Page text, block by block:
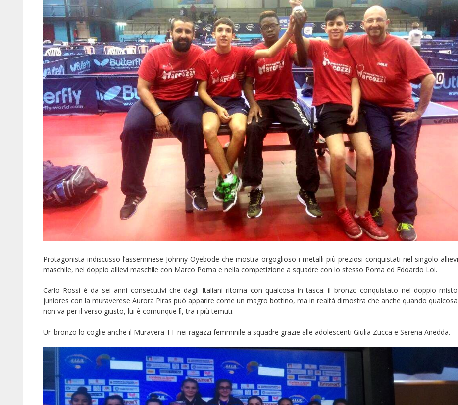
Protagonista indiscusso l’asseminese Johnny Oyebode che mostra orgoglioso i metalli più preziosi conquistati nel singolo allievi
maschile, nel doppio allievi maschile con Marco Poma e nella competizione a squadre con lo stesso Poma ed Edoardo Loi.
Carlo Rossi è da sei anni consecutivi che dagli Italiani ritorna con qualcosa in tasca: il bronzo conquistato nel doppio misto
juniores con la muraverese Aurora Piras può apparire come un magro bottino, ma in realtà dimostra che anche quando qualcosa
non va per il verso giusto, lui è comunque lì, tra i più temuti.
Un bronzo lo coglie anche il Muravera TT nei ragazzi femminile a squadre grazie alle adolescenti Giulia Zucca e Serena Anedda.